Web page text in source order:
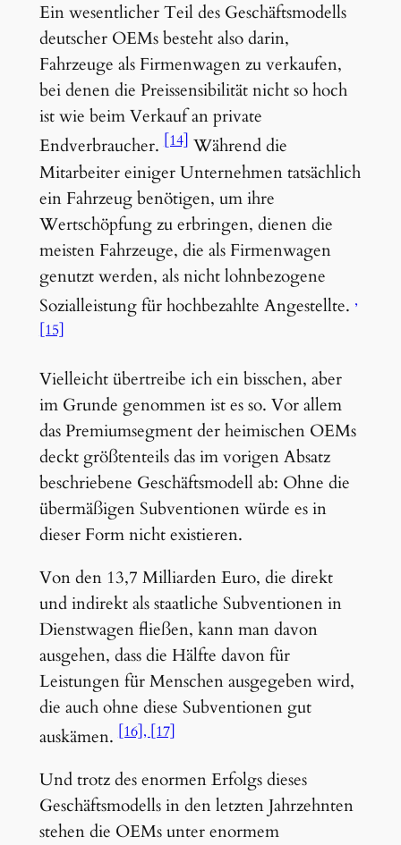
Ein wesentlicher Teil des Geschäftsmodells
deutscher OEMs besteht also darin,
Fahrzeuge als Firmenwagen zu verkaufen,
bei denen die Preissensibilität nicht so hoch
ist wie beim Verkauf an private
Endverbraucher.[14] Während die
Mitarbeiter einiger Unternehmen tatsächlich
ein Fahrzeug benötigen, um ihre
Wertschöpfung zu erbringen, dienen die
meisten Fahrzeuge, die als Firmenwagen
genutzt werden, als nicht lohnbezogene
Sozialleistung für hochbezahlte Angestellte.
[15]
Vielleicht übertreibe ich ein bisschen, aber
im Grunde genommen ist es so. Vor allem
das Premiumsegment der heimischen OEMs
deckt größtenteils das im vorigen Absatz
beschriebene Geschäftsmodell ab: Ohne die
übermäßigen Subventionen würde es in
dieser Form nicht existieren.
Von den 13,7 Milliarden Euro, die direkt
und indirekt als staatliche Subventionen in
Dienstwagen fließen, kann man davon
ausgehen, dass die Hälfte davon für
Leistungen für Menschen ausgegeben wird,
die auch ohne diese Subventionen gut
auskämen.[16] [17]
Und trotz des enormen Erfolgs dieses
Geschäftsmodells in den letzten Jahrzehnten
stehen die OEMs unter enormem